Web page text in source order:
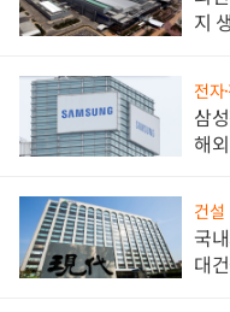
지
전자
삼
해
건설
국
대